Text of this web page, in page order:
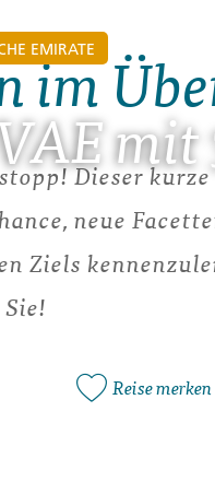
EMIRATE
mit
im
Dieser
neue
Ziels
Reise merken